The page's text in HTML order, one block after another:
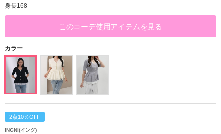
身長168
このコーデ使用アイテムを見る
カラー
2点10％OFF
INGNI(イング)